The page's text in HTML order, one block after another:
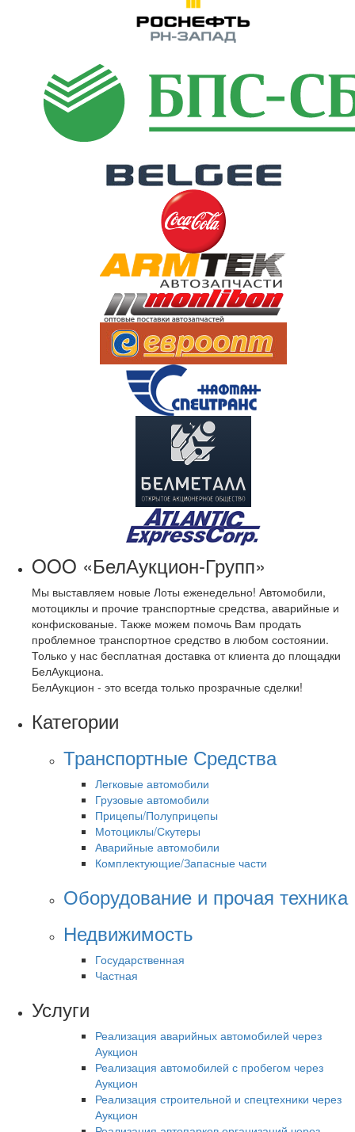
OOO «БелАукцион-Групп»
Мы выставляем новые Лоты еженедельно! Автомобили,
мотоциклы и прочие транспортные средства, аварийные и
конфискованые. Также можем помочь Вам продать
проблемное транспортное средство в любом состоянии.
Только у нас бесплатная доставка от клиента до площадки
БелАукциона.
БелАукцион - это всегда только прозрачные сделки!
Категории
Транспортные Средства
Легковые автомобили
Грузовые автомобили
Прицепы/Полуприцепы
Мотоциклы/Скутеры
Аварийные автомобили
Комплектующие/Запасные части
Оборудование и прочая техника
Недвижимость
Государственная
Частная
Услуги
Реализация аварийных автомобилей через
Аукцион
Реализация автомобилей с пробегом через
Аукцион
Реализация строительной и спецтехники через
Аукцион